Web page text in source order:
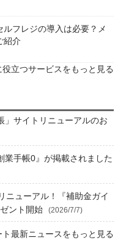
フレジの導入は必要？メ
紹介
役立つサービスをもっと見る
」サイトリニューアルのお
業手帳0』が掲載されました
ニューアル！『補助金ガイ
ント開始
(2026/7/7)
ト最新ニュースをもっと見る